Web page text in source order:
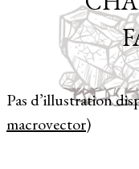
Pas d’illustration
macrovector)